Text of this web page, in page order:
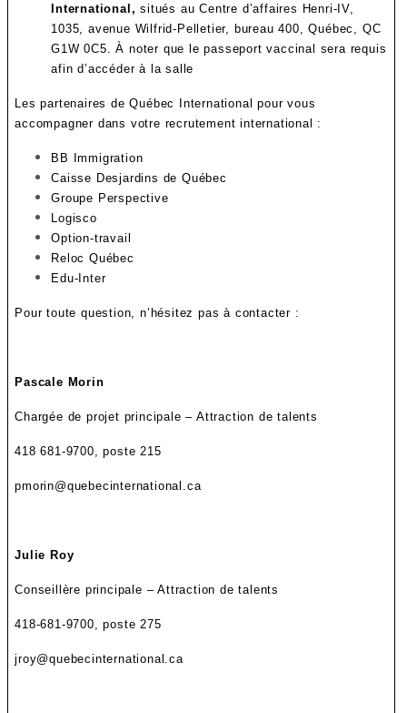
International, situés au Centre d’affaires Henri-IV,
1035, avenue Wilfrid-Pelletier, bureau 400, Québec, QC
G1W 0C5. À noter que le passeport vaccinal sera requis
afin d’accéder à la salle
Les partenaires de Québec International pour vous
accompagner dans votre recrutement international :
BB Immigration
Caisse Desjardins de Québec
Groupe Perspective
Logisco
Option-travail
Reloc Québec
Edu-Inter
Pour toute question, n’hésitez pas à contacter :
Pascale Morin
Chargée de projet principale – Attraction de talents
418 681-9700, poste 215
pmorin@quebecinternational.ca
Julie Roy
Conseillère principale – Attraction de talents
418-681-9700, poste 275
jroy@quebecinternational.ca